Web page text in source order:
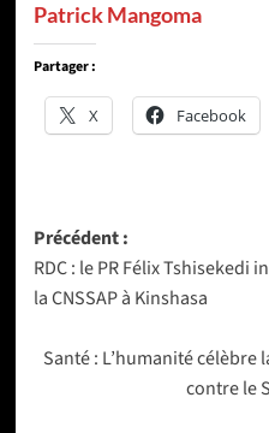
Patrick Mangoma
Partager :
X Facebook
Navigation
d’article
Précédent :
RDC : le PR Félix Tshisekedi
la CNSSAP à Kinshasa
Santé : L’humanité
contre le